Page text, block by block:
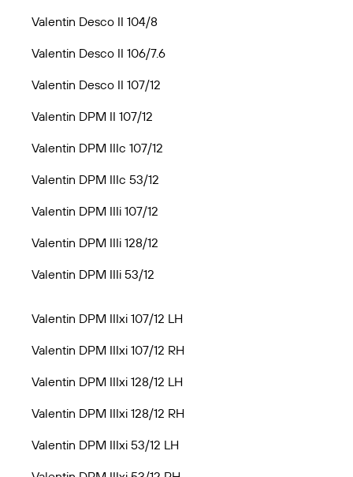
Valentin Desco II 104/8
Valentin Desco II 106/7.6
Valentin Desco II 107/12
Valentin DPM II 107/12
Valentin DPM IIIc 107/12
Valentin DPM IIIc 53/12
Valentin DPM IIIi 107/12
Valentin DPM IIIi 128/12
Valentin DPM IIIi 53/12
Valentin DPM IIIxi 107/12 LH
Valentin DPM IIIxi 107/12 RH
Valentin DPM IIIxi 128/12 LH
Valentin DPM IIIxi 128/12 RH
Valentin DPM IIIxi 53/12 LH